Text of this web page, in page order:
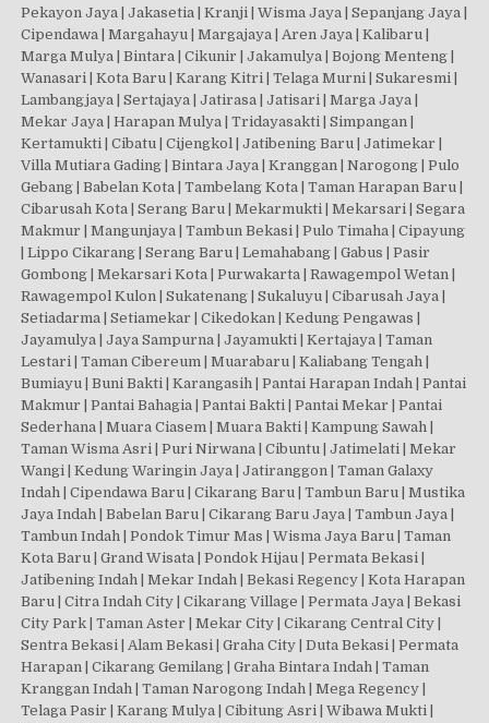
Pekayon Jaya | Jakasetia | Kranji | Wisma Jaya | Sepanjang Jaya |
Cipendawa | Margahayu | Margajaya | Aren Jaya | Kalibaru |
Marga Mulya | Bintara | Cikunir | Jakamulya | Bojong Menteng |
Wanasari | Kota Baru | Karang Kitri | Telaga Murni | Sukaresmi |
Lambangjaya | Sertajaya | Jatirasa | Jatisari | Marga Jaya |
Mekar Jaya | Harapan Mulya | Tridayasakti | Simpangan |
Kertamukti | Cibatu | Cijengkol | Jatibening Baru | Jatimekar |
Villa Mutiara Gading | Bintara Jaya | Kranggan | Narogong | Pulo
Gebang | Babelan Kota | Tambelang Kota | Taman Harapan Baru |
Cibarusah Kota | Serang Baru | Mekarmukti | Mekarsari | Segara
Makmur | Mangunjaya | Tambun Bekasi | Pulo Timaha | Cipayung
| Lippo Cikarang | Serang Baru | Lemahabang | Gabus | Pasir
Gombong | Mekarsari Kota | Purwakarta | Rawagempol Wetan |
Rawagempol Kulon | Sukatenang | Sukaluyu | Cibarusah Jaya |
Setiadarma | Setiamekar | Cikedokan | Kedung Pengawas |
Jayamulya | Jaya Sampurna | Jayamukti | Kertajaya | Taman
Lestari | Taman Cibereum | Muarabaru | Kaliabang Tengah |
Bumiayu | Buni Bakti | Karangasih | Pantai Harapan Indah | Pantai
Makmur | Pantai Bahagia | Pantai Bakti | Pantai Mekar | Pantai
Sederhana | Muara Ciasem | Muara Bakti | Kampung Sawah |
Taman Wisma Asri | Puri Nirwana | Cibuntu | Jatimelati | Mekar
Wangi | Kedung Waringin Jaya | Jatiranggon | Taman Galaxy
Indah | Cipendawa Baru | Cikarang Baru | Tambun Baru | Mustika
Jaya Indah | Babelan Baru | Cikarang Baru Jaya | Tambun Jaya |
Tambun Indah | Pondok Timur Mas | Wisma Jaya Baru | Taman
Kota Baru | Grand Wisata | Pondok Hijau | Permata Bekasi |
Jatibening Indah | Mekar Indah | Bekasi Regency | Kota Harapan
Baru | Citra Indah City | Cikarang Village | Permata Jaya | Bekasi
City Park | Taman Aster | Mekar City | Cikarang Central City |
Sentra Bekasi | Alam Bekasi | Graha City | Duta Bekasi | Permata
Harapan | Cikarang Gemilang | Graha Bintara Indah | Taman
Kranggan Indah | Taman Narogong Indah | Mega Regency |
Telaga Pasir | Karang Mulya | Cibitung Asri | Wibawa Mukti |